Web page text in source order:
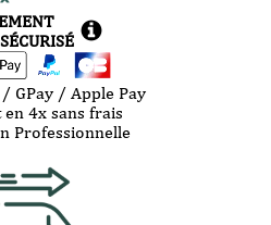
GPay / Apple Pay
en 4x sans frais
Professionnelle